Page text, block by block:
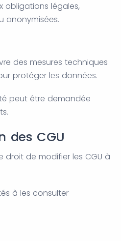
obligations légales,
anonymisées.
des mesures techniques
protéger les données.
peut être demandée
des CGU
droit de modifier les CGU à
à les consulter